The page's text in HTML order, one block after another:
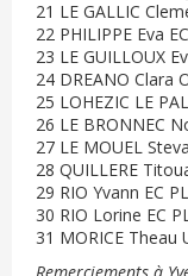
21 LE GALLIC
22 PHILIPPE Eva
23 LE GUILLOUX
24 DREANO Clara
25 LOHEZIC LE
26 LE BRONNEC
27 LE MOUEL
28 QUILLERE
29 RIO Yvann EC
30 RIO Lorine EC
31 MORICE Theau